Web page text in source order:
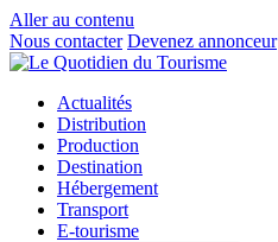
Aller au contenu
Nous contacter Devenez annonceur
Actualités
Distribution
Production
Destination
Hébergement
Transport
E-tourisme